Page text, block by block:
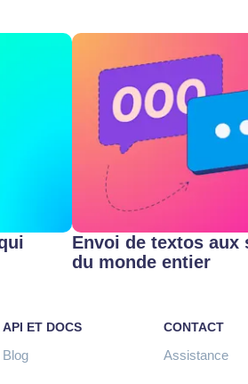
Envoi de textos aux
du monde entier
API ET DOCS
Blog
CONTACT
Assistance